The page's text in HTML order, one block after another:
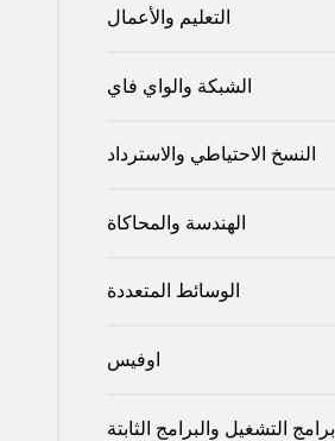
التعليم والأعمال
الشبكة والواي فاي
النسخ الاحتياطي والاسترداد
الهندسة والمحاكاة
الوسائط المتعددة
اوفيس
برامج التشغيل والبرامج الثابتة